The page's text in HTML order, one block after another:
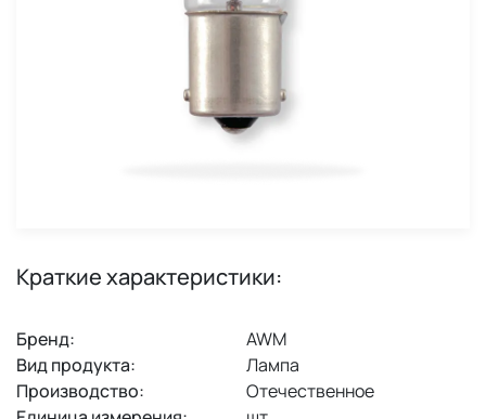
Краткие характеристики:
Бренд:
AWM
Вид продукта:
Лампа
Производство:
Отечественное